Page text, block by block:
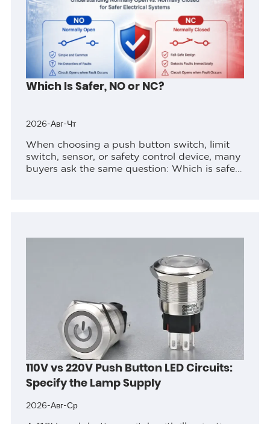
Which Is Safer, NO or NC?
2026-Авг-Чт
When choosing a push button switch, limit
switch, sensor, or safety control device, many
buyers ask the same question: Which is safer,
110V vs 220V Push Button LED Circuits:
Specify the Lamp Supply
2026-Авг-Ср